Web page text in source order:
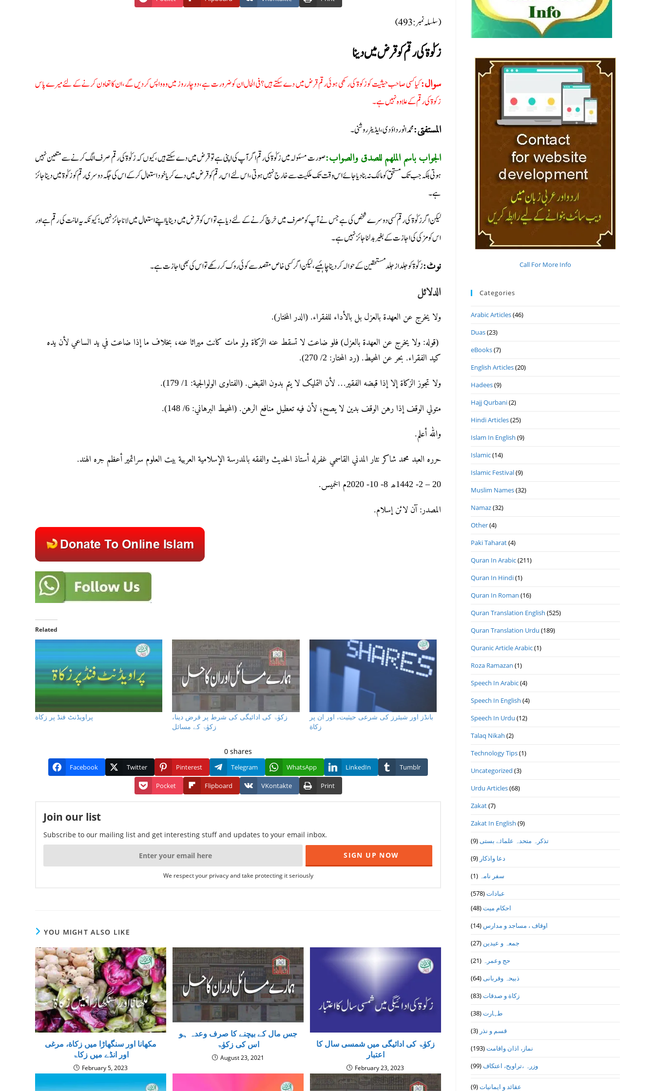
(سلسلہ نمبر: 493)
زکوٰۃ کی رقم کو قرض میں دینا
سوال:کیا کسی صاحب حیثیت کو زکوة کی رکھی ہوئی رقم قرض میں دے سکتے ہیں؟ فی الحال ان کو ضرورت ہے، دو چار روز میں وہ واپس کردیں گے، ان کا تعاون کرنے کے لئے میرے پاس
زکوة کی رقم کے علاوہ نہیں ہے۔
المستفتی:محمد انور داؤدی، ایڈیٹر روشنی۔
الجواب باسم الملھم للصدق والصواب:صورت مسئولہ میں زکوٰۃ کی رقم اگر آپ کی اپنی ہے تو قرض میں دے سکتے ہیں، کیوں کہ زکوٰۃ کی رقم صرف الگ کرنے سے متعین نہیں
ہوتی بلکہ جب تک مستحق کو مالک نہ بنا دیا جائے اس وقت تک ملکیت سے خارج نہیں ہوتی، اس لئے اس رقم کو قرض میں دے کر یا خود استعمال کرکے اس کی جگہ دوسری رقم کو زکوٰۃ میں دینا جائز
ہے۔
لیکن اگر زکوٰۃ کی رقم کسی دوسرے شخص کی ہے جس نے آپ کو مصرف میں خرچ کرنے کے لئے دیا ہے تو اس کو قرض میں دینا یا اپنے استعمال میں لانا جائز نہیں؛ کیونکہ یہ امانت کی رقم ہے اور
اس کو مزکی کی اجازت کے بغیر بدلنا جائز نہیں ہے۔
نوٹ:زکوٰۃ کو جلد از جلد مستحقین کے حوالہ کردینا چاہئیے، لیکن اگر کسی خاص مقصد سے کوئی روک کر رکھے تو اس کی بھی اجازت ہے۔
الدلائل
ولا يخرج عن العهدة بالعزل بل بالأداء للفقراء. (الدر المختار).
(قوله: ولا يخرج عن العهدة بالعزل) فلو ضاعت لا تسقط عنه الزكاة ولو مات كانت ميراثا عنه، بخلاف ما إذا ضاعت في يد الساعي لأن يده
كيد الفقراء. بحر عن المحيط. (رد المحتار: 2/ 270).
ولا تجوز الزکاۃ إلا إذا قبضه الفقیر… لأن التملیک لا یتم بدون القبض. (الفتاوى الولوالجیة: 1/ 179).
متولي الوقف إذا رهن الوقف بدين لا يصح؛ لأن فيه تعطيل منافع الرهن. (المحيط البرهاني: 6/ 148).
والله أعلم.
حرره العبد محمد شاکر نثار المدني القاسمي غفرله أستاذ الحديث والفقه بالمدرسة الإسلامية العربية بيت العلوم سرائمير أعظم جره الهند.
20 – 2- 1442ھ 8- 10- 2020م الخمیس.
المصدر: آن لائن إسلام.
Related
پراویڈنٹ فنڈ پر زكاة
زکوٰۃ کی ادائیگی کی شرط پر قرض دینا،
زکوٰۃ کے مسائل
بانڈز اور شیئرز كى شرعى حيثيت، اور ان پر
زكاة
0 shares
Facebook Twitter Pinterest Telegram WhatsApp LinkedIn Tumblr
Pocket Flipboard VKontakte Print
Join our list
Subscribe to our mailing list and get interesting stuff and updates to your email inbox.
We respect your privacy and take protecting it seriously
YOU MIGHT ALSO LIKE
مکھانا اور سنگھاڑا ميں زكاة، مرغی
اور انڈے میں زکاۃ
February 5, 2023
جس مال کے بیچنے کا صرف وعدہ ہو
اس کی زکوٰۃ
August 23, 2021
زکوٰۃ کی ادائیگی میں شمسی سال کا
اعتبار
February 23, 2023
Call For More Info
Categories
Arabic Articles(46)
Duas(23)
eBooks(7)
English Articles(20)
Hadees(9)
Hajj Qurbani(2)
Hindi Articles(25)
Islam In English (9)
Islamic(14)
Islamic Festival(9)
Muslim Names(32)
Namaz(32)
Other(4)
Paki Taharat(4)
Quran In Arabic(211)
Quran In Hindi(1)
Quran In Roman (16)
Quran Translation English (525)
Quran Translation Urdu (189)
Quranic Article Arabic(1)
Roza Ramazan (1)
Speech In Arabic(4)
Speech In English (4)
Speech In Urdu (12)
Talaq Nikah (2)
Technology Tips(1)
Uncategorized (3)
Urdu Articles(68)
Zakat(7)
Zakat In English (9)
تذكرہ متحدہ علمائے بستى(9)
دعا واذكار (9)
سفر نامہ (1)
عبادات(578)
احکام میت(48)
اوقاف ، مساجد و مدارس (14)
جمعہ و عیدین (27)
حج وعمرہ (21)
ذبیحہ وقربانی(64)
زکاة و صدقات(83)
طہارت(38)
قسم و نذر (3)
نماز، اذان واقامت(193)
وزرہ ،تراويح، اعتكاف(99)
عقائد و ایمانیات(9)